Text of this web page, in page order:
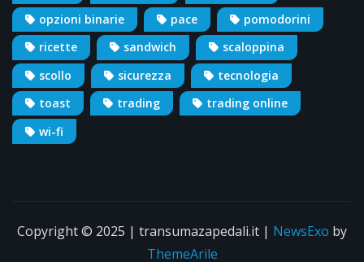
opzioni binarie
pace
pomodorini
ricette
sandwich
scaloppina
scollo
sicurezza
tecnologia
toast
trading
trading online
wi-fi
Copyright © 2025 | transumazapedali.it | NewsExo by
ThemeArile